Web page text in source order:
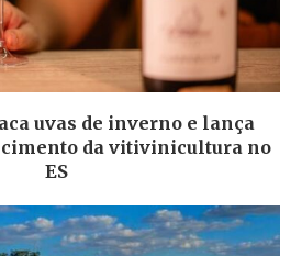
uvas de inverno e lança
da vitivinicultura no
ES